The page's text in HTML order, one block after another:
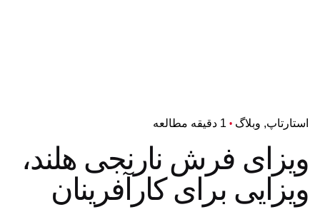
استارتاپ وبلاگ 1 دقیقه مطالعه
ویزای فرش نارنجی هلند،
ویزایی برای کارآفرینان